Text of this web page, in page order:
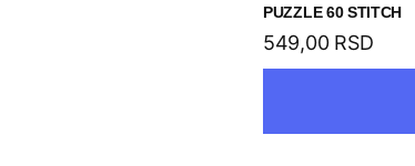
PUZZLE 60 STITCH
549,00 RSD